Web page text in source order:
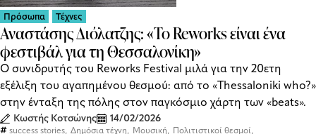
Πρόσωπα Τέχνες
Αναστάσης Διόλατζης: «To Reworks είναι ένα
φεστιβάλ για τη Θεσσαλονίκη»
Ο συνιδρυτής του Reworks Festival μιλά για την 20ετη
εξέλιξη του αγαπημένου θεσμού: από το «Thessaloniki who?»
στην ένταξη της πόλης στον παγκόσμιο χάρτη των «beats».
Κωστής Κοτσώνης 14/02/2026
success stories, Δημόσια τέχνη, Μουσική, Πολιτιστικοί θεσμοί,